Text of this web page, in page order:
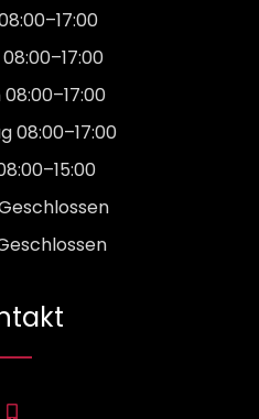
08:00–17:00